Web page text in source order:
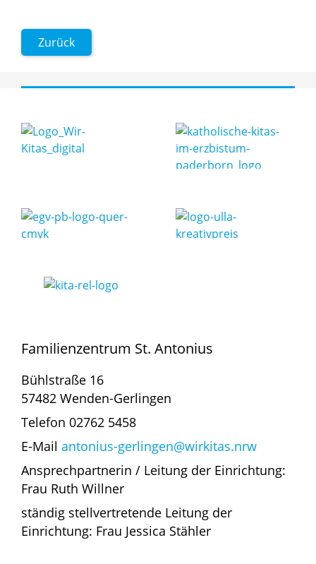
Zurück
Familienzentrum St. Antonius
Bühlstraße 16
57482 Wenden-Gerlingen
Telefon 02762 5458
E-Mail antonius-gerlingen@wirkitas.nrw
Ansprechpartnerin / Leitung der Einrichtung:
Frau Ruth Willner
ständig stellvertretende Leitung der
Einrichtung: Frau Jessica Stähler